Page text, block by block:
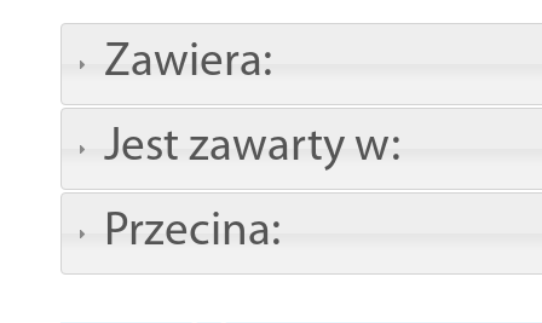
Zawiera:
Jest zawarty w:
Przecina: